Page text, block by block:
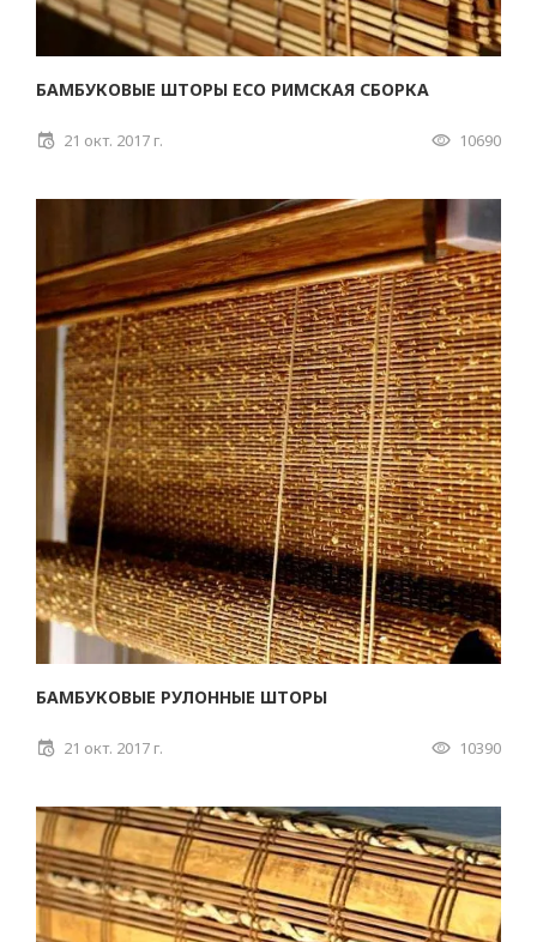
БАМБУКОВЫЕ ШТОРЫ ECO РИМСКАЯ СБОРКА
21 окт. 2017 г. 10690
БАМБУКОВЫЕ РУЛОННЫЕ ШТОРЫ
21 окт. 2017 г. 10390